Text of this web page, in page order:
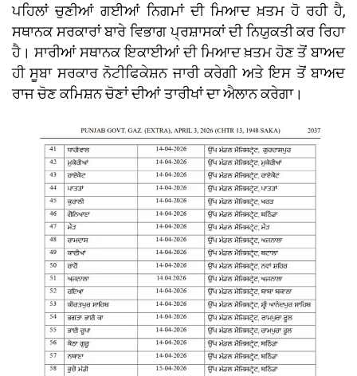
ਪਹਿਲਾਂ ਚੁਣੀਆਂ ਗਈਆਂ ਨਿਗਮਾਂ ਦੀ ਮਿਆਦ ਖ਼ਤਮ ਹੋ ਰਹੀ ਹੈ,
ਸਥਾਨਕ ਸਰਕਾਰਾਂ ਬਾਰੇ ਵਿਭਾਗ ਪ੍ਰਸ਼ਾਸਕਾਂ ਦੀ ਨਿਯੁਕਤੀ ਕਰ ਰਿਹਾ
ਹੈ। ਸਾਰੀਆਂ ਸਥਾਨਕ ਇਕਾਈਆਂ ਦੀ ਮਿਆਦ ਖ਼ਤਮ ਹੋਣ ਤੋਂ ਬਾਅਦ
ਹੀ ਸੂਬਾ ਸਰਕਾਰ ਨੋਟੀਫਿਕੇਸ਼ਨ ਜਾਰੀ ਕਰੇਗੀ ਅਤੇ ਇਸ ਤੋਂ ਬਾਅਦ
ਰਾਜ ਚੋਣ ਕਮਿਸ਼ਨ ਚੋਣਾਂ ਦੀਆਂ ਤਾਰੀਖਾਂ ਦਾ ਐਲਾਨ ਕਰੇਗਾ।